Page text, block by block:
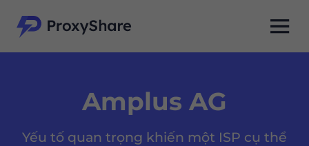
Amplus AG
Yếu tố quan trọng khiến một ISP cụ thể